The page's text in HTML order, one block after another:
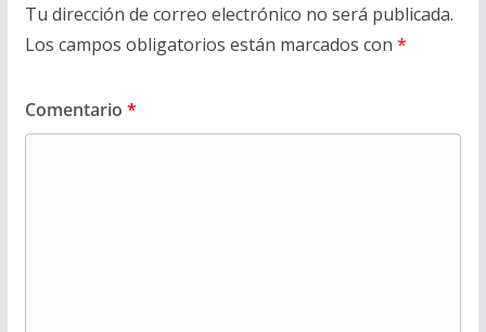
Tu dirección de correo electrónico no será publicada.
Los campos obligatorios están marcados con *
Comentario *